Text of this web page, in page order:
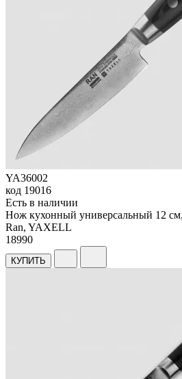
YA36002
код 19016
Есть в наличии
Нож кухонный универсальный 12 см,
Ran, YAXELL
18990
КУПИТЬ